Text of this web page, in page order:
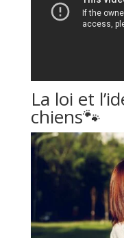
La loi et
chiens🐾​